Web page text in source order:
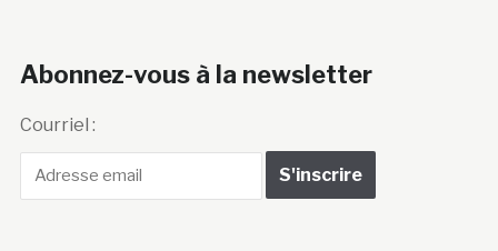
Abonnez-vous à la newsletter
Courriel :